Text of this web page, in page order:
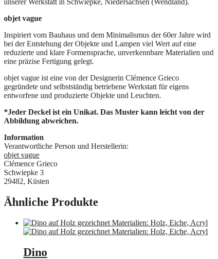
objet vague
Inspiriert vom Bauhaus und dem Minimalismus der 60er Jahre wird
bei der Entstehung der Objekte und Lampen viel Wert auf eine
reduzierte und klare Formensprache, unverkennbare Materialien und
eine präzise Fertigung gelegt.
objet vague ist eine von der Designerin Clémence Grieco
gegründete und selbstständig betriebene Werkstatt für eigens
entworfene und produzierte Objekte und Leuchten.
*Jeder Deckel ist ein Unikat. Das Muster kann leicht von der
Abbildung abweichen.
Information
Verantwortliche Person und Herstellerin:
objet vague
Clémence Grieco
Schwiepke 3
29482, Küsten
Ähnliche Produkte
Dino